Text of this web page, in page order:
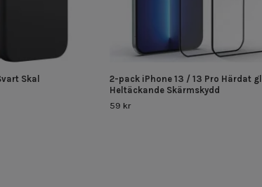
Skal
2-pack iPhone 13 / 13 Pro Härdat
Heltäckande Skärmskydd
59 kr